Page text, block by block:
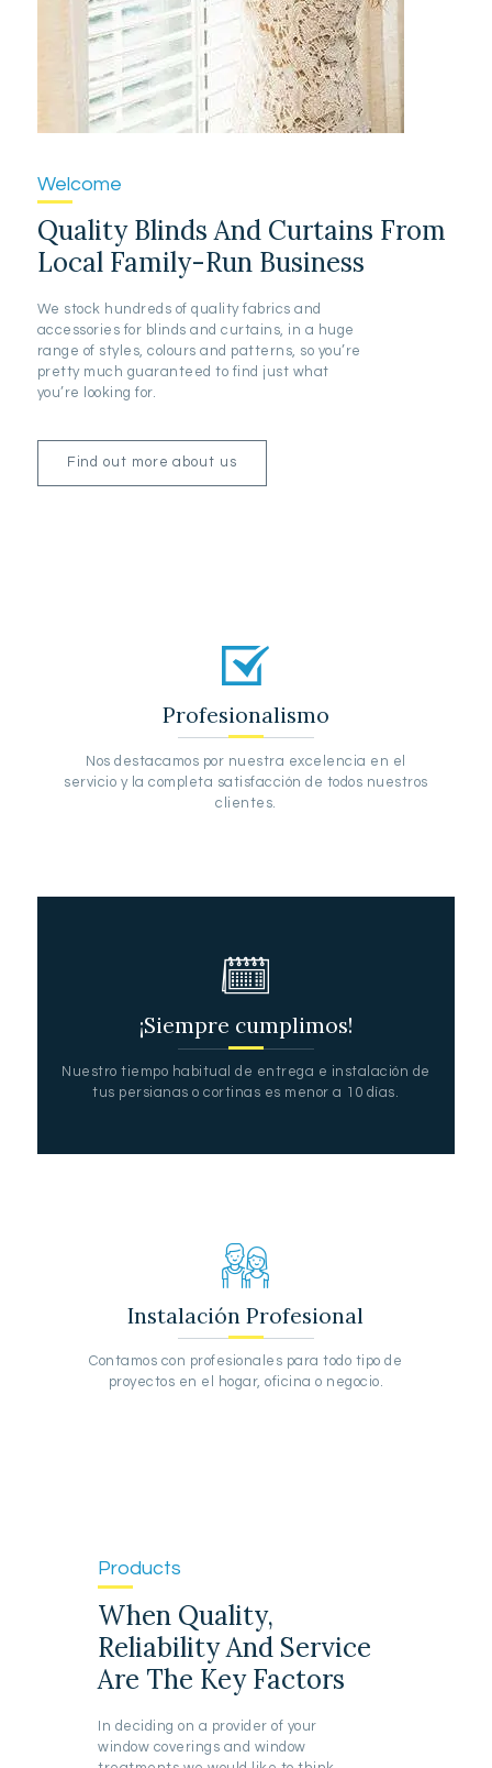
Welcome
Quality Blinds And Curtains From
Local Family-Run Business
We stock hundreds of quality fabrics and
accessories for blinds and curtains, in a huge
range of styles, colours and patterns, so you’re
pretty much guaranteed to find just what
you’re looking for.
Find out more about us
Profesionalismo
Nos destacamos por nuestra excelencia en el
servicio y la completa satisfacción de todos nuestros
clientes.
¡Siempre cumplimos!
Nuestro tiempo habitual de entrega e instalación de
tus persianas o cortinas es menor a 10 días.
Instalación Profesional
Contamos con profesionales para todo tipo de
proyectos en el hogar, oficina o negocio.
Products
When Quality,
Reliability And Service
Are The Key Factors
In deciding on a provider of your
window coverings and window